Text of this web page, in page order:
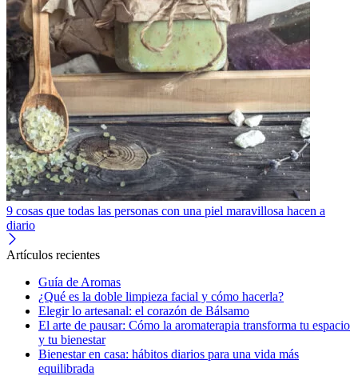
9 cosas que todas las personas con una piel maravillosa hacen a
diario
Artículos recientes
Guía de Aromas
¿Qué es la doble limpieza facial y cómo hacerla?
Elegir lo artesanal: el corazón de Bálsamo
El arte de pausar: Cómo la aromaterapia transforma tu espacio
y tu bienestar
Bienestar en casa: hábitos diarios para una vida más
equilibrada